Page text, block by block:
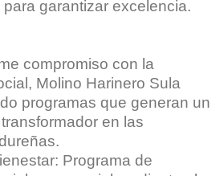
garantizar excelencia.
compromiso con la
Molino Harinero Sula
programas que generan un
en las
Programa de